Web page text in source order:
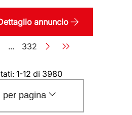
annuncio
... Pagina
332
1-12 di 3980
per pagina